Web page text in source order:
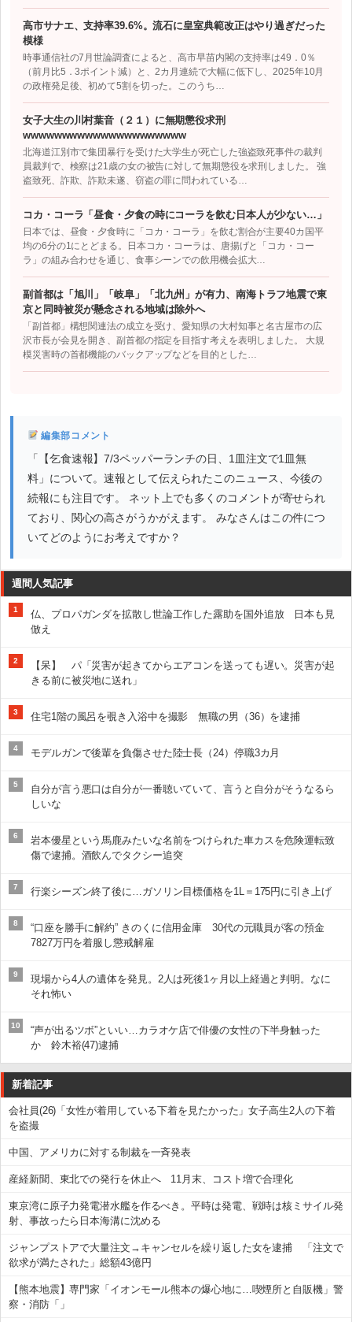
高市サナエ、支持率39.6%。流石に皇室典範改正はやり過ぎだった
模様
時事通信社の7月世論調査によると、高市早苗内閣の支持率は49．0％
（前月比5．3ポイント減）と、2カ月連続で大幅に低下し、2025年10月
の政権発足後、初めて5割を切った。このうち…
女子大生の川村葉音（２１）に無期懲役求刑
wwwwwwwwwwwwwwwwwwwww
北海道江別市で集団暴行を受けた大学生が死亡した強盗致死事件の裁判
員裁判で、検察は21歳の女の被告に対して無期懲役を求刑しました。 強
盗致死、詐欺、詐欺未遂、窃盗の罪に問われている…
コカ・コーラ「昼食・夕食の時にコーラを飲む日本人が少ない…」
日本では、昼食・夕食時に「コカ・コーラ」を飲む割合が主要40カ国平
均の6分の1にとどまる。日本コカ・コーラは、唐揚げと「コカ・コー
ラ」の組み合わせを通じ、食事シーンでの飲用機会拡大…
副首都は「旭川」「岐阜」「北九州」が有力、南海トラフ地震で東
京と同時被災が懸念される地域は除外へ
「副首都」構想関連法の成立を受け、愛知県の大村知事と名古屋市の広
沢市長が会見を開き、副首都の指定を目指す考えを表明しました。 大規
模災害時の首都機能のバックアップなどを目的とした…
編集部コメント
「【乞食速報】7/3ペッパーランチの日、1皿注文で1皿無
料」について。速報として伝えられたこのニュース、今後の
続報にも注目です。 ネット上でも多くのコメントが寄せられ
ており、関心の高さがうかがえます。 みなさんはこの件につ
いてどのようにお考えですか？
週間人気記事
1
仏、プロパガンダを拡散し世論工作した露助を国外追放 日本も見
倣え
2
【呆】 パ「災害が起きてからエアコンを送っても遅い。災害が起
きる前に被災地に送れ」
3 住宅1階の風呂を覗き入浴中を撮影 無職の男（36）を逮捕
4 モデルガンで後輩を負傷させた陸士長（24）停職3カ月
5
自分が言う悪口は自分が一番聴いていて、言うと自分がそうなるら
しいな
6
岩本優星という馬鹿みたいな名前をつけられた車カスを危険運転致
傷で逮捕。酒飲んでタクシー追突
7 行楽シーズン終了後に…ガソリン目標価格を1L＝175円に引き上げ
8
“口座を勝手に解約” きのくに信用金庫 30代の元職員が客の預金
7827万円を着服し懲戒解雇
9
現場から4人の遺体を発見。2人は死後1ヶ月以上経過と判明。なに
それ怖い
10
“声が出るツボ”といい…カラオケ店で俳優の女性の下半身触った
か 鈴木裕(47)逮捕
新着記事
会社員(26)「女性が着用している下着を見たかった」女子高生2人の下着
を盗撮
中国、アメリカに対する制裁を一斉発表
産経新聞、東北での発行を休止へ 11月末、コスト増で合理化
東京湾に原子力発電潜水艦を作るべき。平時は発電、戦時は核ミサイル発
射、事故ったら日本海溝に沈める
ジャンプストアで大量注文→キャンセルを繰り返した女を逮捕 「注文で
欲求が満たされた」総額43億円
【熊本地震】専門家「イオンモール熊本の爆心地に…喫煙所と自販機」警
察・消防「」